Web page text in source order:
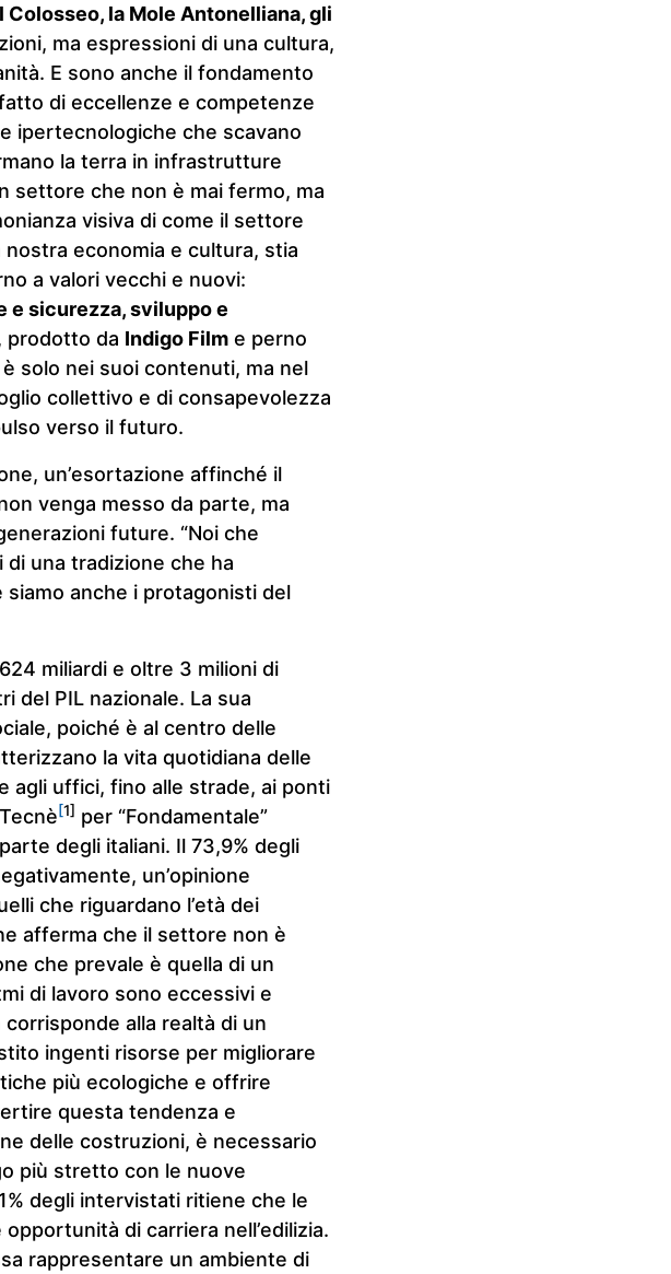
Colosseo, la Mole Antonelliana, gli
ma espressioni di una cultura,
E sono anche il fondamento
di eccellenze e competenze
ipertecnologiche che scavano
la terra in infrastrutture
settore che non è mai fermo, ma
visiva di come il settore
economia e cultura, stia
a valori vecchi e nuovi:
e sicurezza, sviluppo e
prodotto da Indigo Film e perno
solo nei suoi contenuti, ma nel
collettivo e di consapevolezza
verso il futuro.
un’esortazione affinché il
venga messo da parte, ma
future. “Noi che
di una tradizione che ha
anche i protagonisti del
miliardi e oltre 3 milioni di
del PIL nazionale. La sua
poiché è al centro delle
la vita quotidiana delle
agli uffici, fino alle strade, ai ponti
[1] per “Fondamentale”
degli italiani. Il 73,9% degli
un’opinione
che riguardano l’età dei
afferma che il settore non è
che prevale è quella di un
di lavoro sono eccessivi e
alla realtà di un
ingenti risorse per migliorare
più ecologiche e offrire
questa tendenza e
delle costruzioni, è necessario
più stretto con le nuove
degli intervistati ritiene che le
di carriera nell’edilizia.
rappresentare un ambiente di